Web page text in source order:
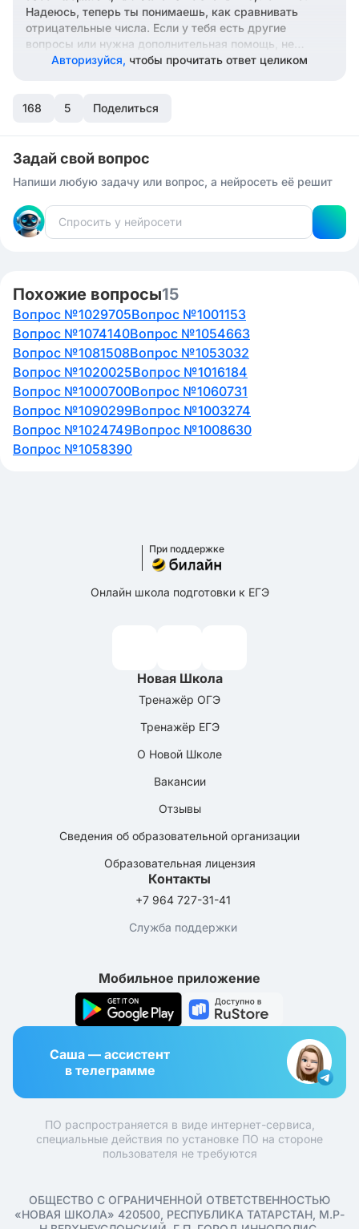
Надеюсь, теперь ты понимаешь, как сравнивать
отрицательные числа. Если у тебя есть другие
вопросы или нужна дополнительная помощь, не
стесняйся обращаться!
Авторизуйся, чтобы прочитать ответ целиком
168 5 Поделиться
Задай свой вопрос
Напиши любую задачу или вопрос, а нейросеть её решит
Похожие вопросы15
Вопрос №1029705Вопрос №1001153
Вопрос №1074140Вопрос №1054663
Вопрос №1081508Вопрос №1053032
Вопрос №1020025Вопрос №1016184
Вопрос №1000700Вопрос №1060731
Вопрос №1090299Вопрос №1003274
Вопрос №1024749Вопрос №1008630
Вопрос №1058390
При поддержке
Онлайн школа подготовки к ЕГЭ
Новая Школа
Тренажёр ОГЭ
Тренажёр ЕГЭ
О Новой Школе
Вакансии
Отзывы
Сведения об образовательной организации
Образовательная лицензия
Контакты
+7 964 727-31-41
Служба поддержки
Мобильное приложение
Саша — ассистент
в телеграмме
ПО распространяется в виде интернет-сервиса,
специальные действия по установке ПО на стороне
пользователя не требуются
ОБЩЕСТВО С ОГРАНИЧЕННОЙ ОТВЕТСТВЕННОСТЬЮ
«НОВАЯ ШКОЛА» 420500, РЕСПУБЛИКА ТАТАРСТАН, М.Р-